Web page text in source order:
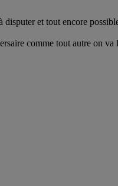
disputer et tout encore
comme tout autre on va